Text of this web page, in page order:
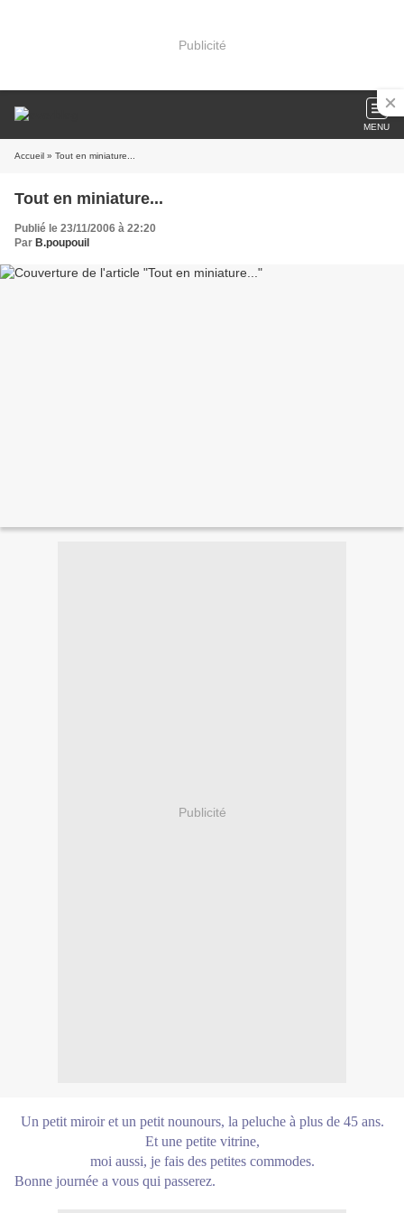
Publicité
MENU
Accueil » Tout en miniature...
Tout en miniature...
Publié le 23/11/2006 à 22:20
Par B.poupouil
Publicité
Un petit miroir et un petit nounours, la peluche à plus de 45 ans.
Et une petite vitrine,
moi aussi, je fais des petites commodes.
Bonne journée a vous qui passerez.